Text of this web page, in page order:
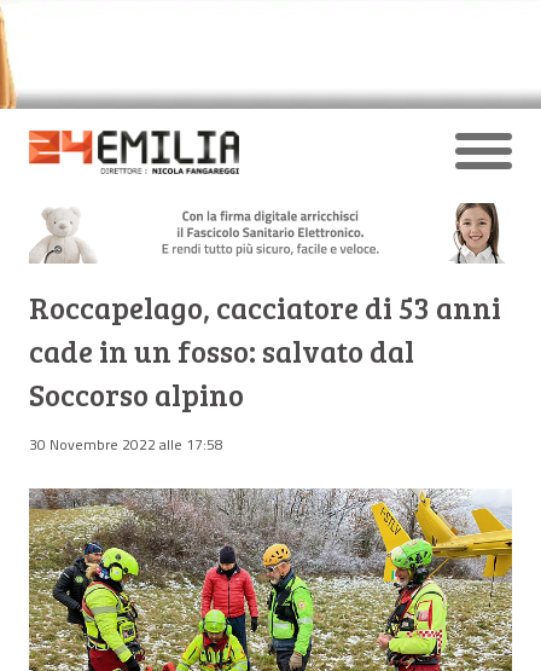
Roccapelago, cacciatore di 53 anni
cade in un fosso: salvato dal
Soccorso alpino
30 Novembre 2022 alle 17:58